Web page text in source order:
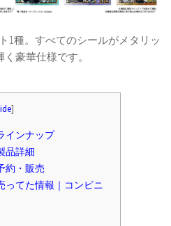
1種。すべてのシールがメタリッ
豪華仕様です。
]
インナップ
品詳細
約・販売
ってた情報｜コンビニ